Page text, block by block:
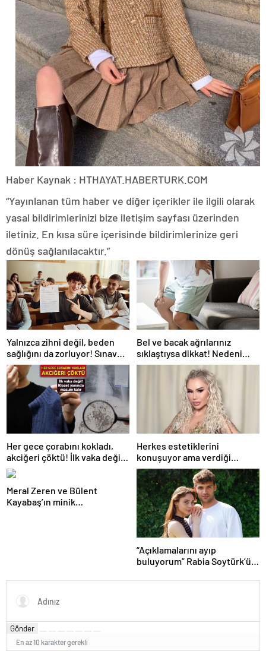
Haber Kaynak : HTHAYAT.HABERTURK.COM
“Yayınlanan tüm haber ve diğer içerikler ile ilgili olarak
yasal bildirimlerinizi bize iletişim sayfası üzerinden
iletiniz. En kısa süre içerisinde bildirimlerinize geri
dönüş sağlanılacaktır.”
Yalnızca zihni değil, beden
sağlığını da zorluyor! Sınavda
başarı tabakta başlıyor
Bel ve bacak ağrılarınız
sıklaştıysa dikkat! Nedeni
omurga kanalı darlığı olabilir
Her gece çorabını kokladı,
akciğeri çöktü! İlk vaka değil:
‘Klozet yanında masum kalır’
Herkes estetiklerini
konuşuyor ama verdiği
kiloları kimse görmüyor…
Şarkıcı Ceylan sitem etti!
Meral Zeren ve Bülent
Kayabaş’ın minik
“Açıklamalarını ayıp
buluyorum” Rabia Soytürk’ün
tokat gibi cevap!
Gönder
En az 10 karakter gerekli